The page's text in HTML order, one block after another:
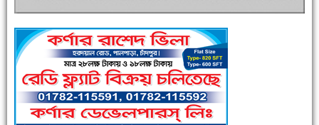
পুলিশ সদস্যদের জন্যে এসপির মৌসুমি ফল উপহার